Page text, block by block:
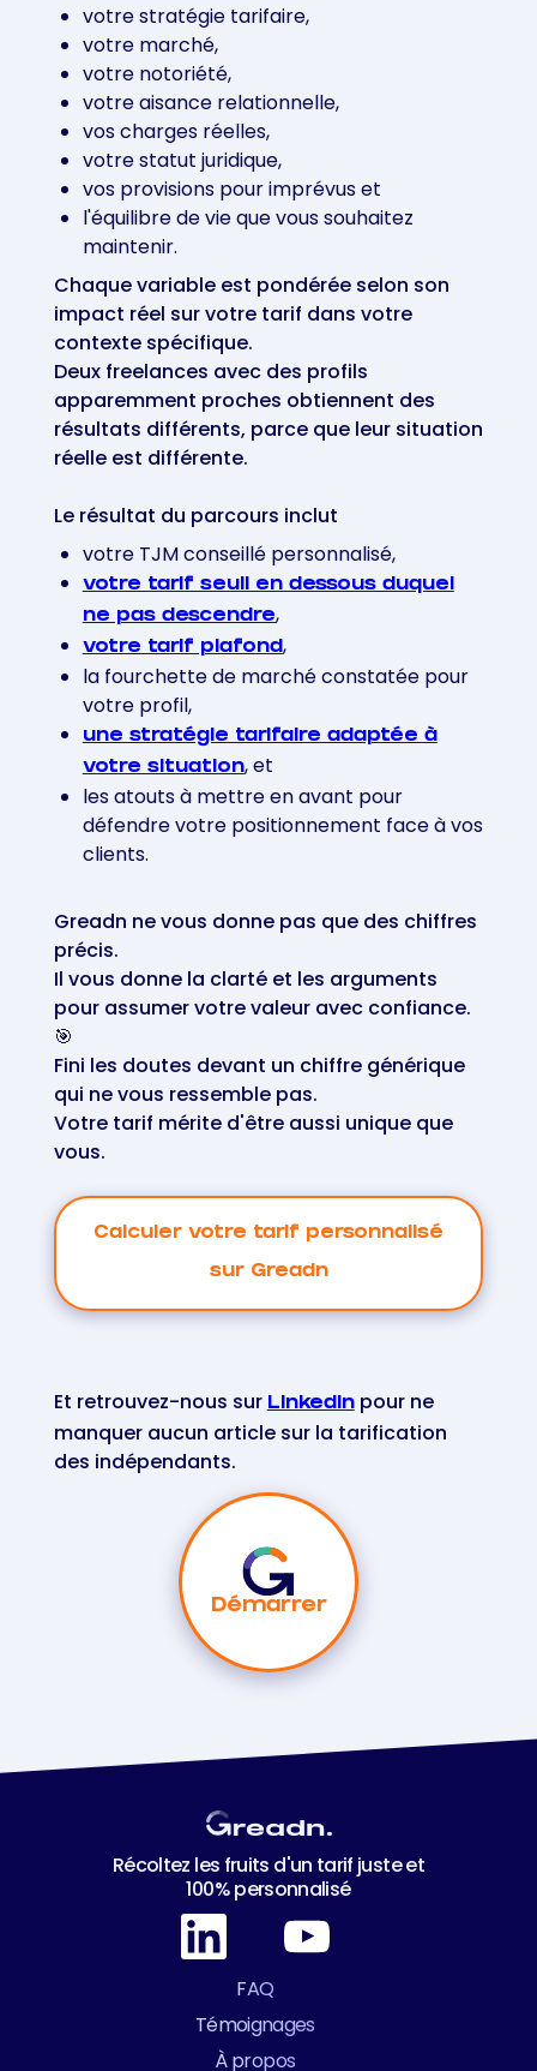
votre stratégie tarifaire,
votre marché,
votre notoriété,
votre aisance relationnelle,
vos charges réelles,
votre statut juridique,
vos provisions pour imprévus et
l'équilibre de vie que vous souhaitez
maintenir.
Chaque variable est pondérée selon son
impact réel sur votre tarif dans votre
contexte spécifique.
Deux freelances avec des profils
apparemment proches obtiennent des
résultats différents, parce que leur situation
réelle est différente.
Le résultat du parcours inclut
votre TJM conseillé personnalisé,
votre tarif seuil en dessous duquel
ne pas descendre,
votre tarif plafond,
la fourchette de marché constatée pour
votre profil,
une stratégie tarifaire adaptée à
votre situation, et
les atouts à mettre en avant pour
défendre votre positionnement face à vos
clients.
Greadn ne vous donne pas que des chiffres
précis.
Il vous donne la clarté et les arguments
pour assumer votre valeur avec confiance.
🎯
Fini les doutes devant un chiffre générique
qui ne vous ressemble pas.
Votre tarif mérite d'être aussi unique que
vous.
Calculer votre tarif personnalisé
sur Greadn
Et retrouvez-nous sur LinkedInpour ne
manquer aucun article sur la tarification
des indépendants.
Démarrer
Récoltez les fruits d'un tarif juste et
100% personnalisé
FAQ
Témoignages
À propos